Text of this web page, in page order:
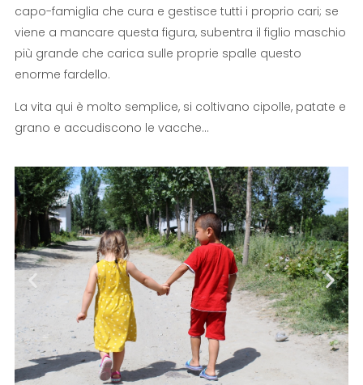
capo-famiglia che cura e gestisce tutti i proprio cari; se
viene a mancare questa figura, subentra il figlio maschio
più grande che carica sulle proprie spalle questo
enorme fardello.
La vita qui è molto semplice, si coltivano cipolle, patate e
grano e accudiscono le vacche…